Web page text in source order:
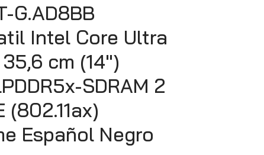
G.AD8BB
Intel Core Ultra
cm (14″)
SDRAM 2
(802.11ax)
Español Negro